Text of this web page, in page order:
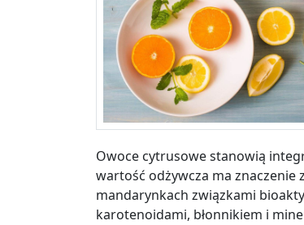
Owoce cytrusowe stanowią
wartość odżywcza ma znaczenie
mandarynkach związkami
karotenoidami, błonnikiem i